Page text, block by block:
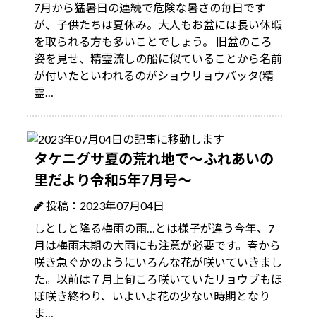
7月から猛暑日の連続で危険な暑さの毎日です
が、子供たちは夏休み。大人もお盆には長い休暇
を取られる方も多いことでしょう。 旧盆のころ
姿を見せ、精霊流しの船に似ていることから名前
が付いたといわれるのがショウリョウバッタ(精
霊…
タケニグサ夏の荒れ地で～ふれあいの
里だより令和5年7月号～
投稿：2023年07月04日
しとしと降る梅雨の雨…とは様子が違う今年、7
月は梅雨末期の大雨にも注意が必要です。春から
咲き急ぐかのようにいろんな花が咲いていきまし
た。以前は７月上旬ころ咲いていたリョウブもほ
ぼ咲き終わり、いよいよ花の少ない時期となり
ま…